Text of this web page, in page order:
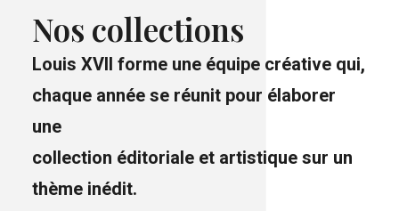
Nos collections
Louis XVII forme une équipe créative qui,
chaque année se réunit pour élaborer
une
collection éditoriale et artistique sur un
thème inédit.